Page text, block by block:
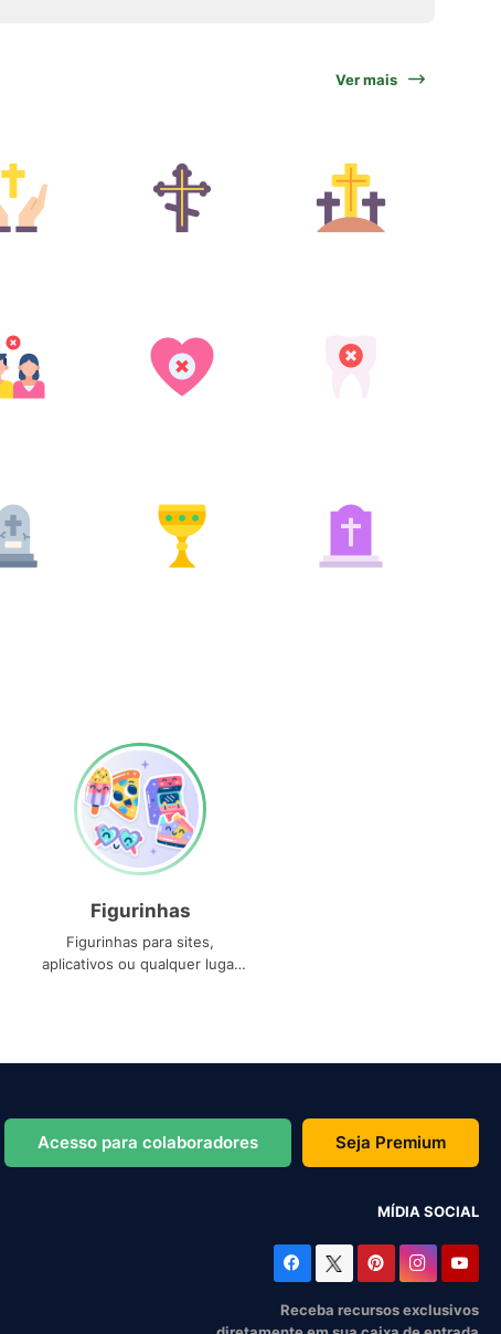
Ver mais
Figurinhas
Figurinhas para sites,
aplicativos ou qualquer lugar
Acesso para colaboradores Seja Premium
MÍDIA SOCIAL
Receba recursos exclusivos